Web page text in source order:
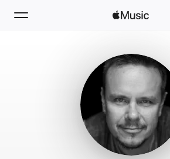
Apple Music installieren